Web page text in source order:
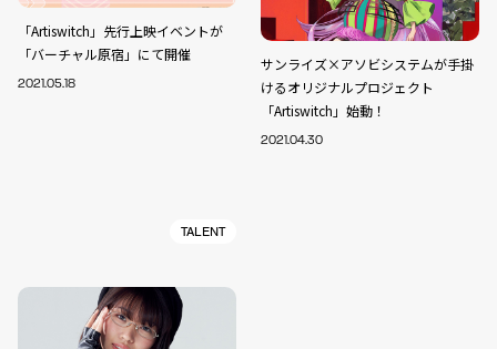
「Artiswitch」先行上映イベントが
「バーチャル原宿」にて開催
2021.05.18
サンライズ×アソビシステムが手掛
けるオリジナルプロジェクト
「Artiswitch」始動！
2021.04.30
TALENT